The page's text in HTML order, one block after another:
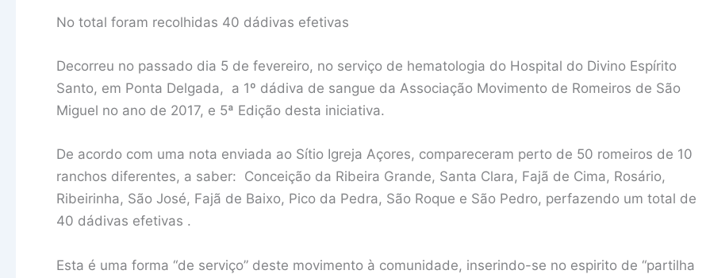
No total foram recolhidas 40 dádivas efetivas
Decorreu no passado dia 5 de fevereiro, no serviço de hematologia do Hospital do Divino Espírito
Santo, em Ponta Delgada, a 1º dádiva de sangue da Associação Movimento de Romeiros de São
Miguel no ano de 2017, e 5ª Edição desta iniciativa.
De acordo com uma nota enviada ao Sítio Igreja Açores, compareceram perto de 50 romeiros de 10
ranchos diferentes, a saber: Conceição da Ribeira Grande, Santa Clara, Fajã de Cima, Rosário,
Ribeirinha, São José, Fajã de Baixo, Pico da Pedra, São Roque e São Pedro, perfazendo um total de
40 dádivas efetivas .
Esta é uma forma “de serviço” deste movimento à comunidade, inserindo-se no espirito de “partilha